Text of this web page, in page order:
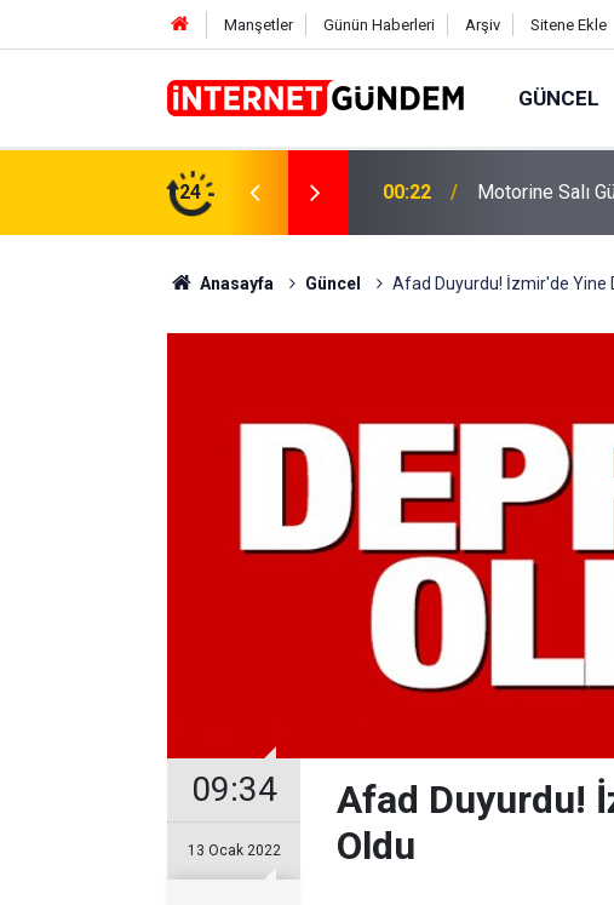
Manşetler Günün Haberleri Arşiv Sitene Ekle
GÜNCEL
24
TL Yükseliyor: İşte Yeni Fiyatlar.. 15:58
Neşet Ertaş’a
Sorusunun
Anasayfa Güncel Afad Duyurdu! İzmir'de Yine
09:34
13 Ocak 2022
Afad Duyurdu!
Oldu